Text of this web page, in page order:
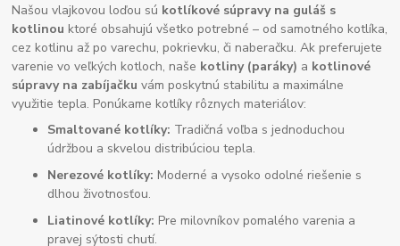
Našou vlajkovou loďou sú kotlíkové súpravy na guláš s
kotlinou ktoré obsahujú všetko potrebné – od samotného kotlíka,
cez kotlinu až po varechu, pokrievku, či naberačku. Ak preferujete
varenie vo veľkých kotloch, naše kotliny (paráky) a kotlinové
súpravy na zabíjačku vám poskytnú stabilitu a maximálne
využitie tepla. Ponúkame kotlíky rôznych materiálov:
Smaltované kotlíky: Tradičná voľba s jednoduchou
údržbou a skvelou distribúciou tepla.
Nerezové kotlíky: Moderné a vysoko odolné riešenie s
dlhou životnosťou.
Liatinové kotlíky: Pre milovníkov pomalého varenia a
pravej sýtosti chutí.